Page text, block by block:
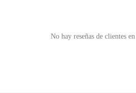
No hay reseñas de clientes